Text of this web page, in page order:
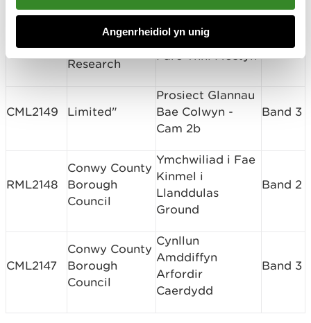
Angenrheidiol yn unig
RML2150
"ABP Marine
Environmental
Research
Arolwg Benthig
Parc Ynni Mostyn
Band 1
CML2149 Limited"
Prosiect Glannau
Bae Colwyn -
Cam 2b
Band 3
RML2148
Conwy County
Borough
Council
Ymchwiliad i Fae
Kinmel i
Llanddulas
Ground
Band 2
CML2147
Conwy County
Borough
Council
Cynllun
Amddiffyn
Arfordir
Caerdydd
Band 3